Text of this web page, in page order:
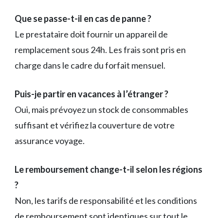
Que se passe-t-il en cas de panne ?
Le prestataire doit fournir un appareil de
remplacement sous 24h. Les frais sont pris en
charge dans le cadre du forfait mensuel.
Puis-je partir en vacances à l’étranger ?
Oui, mais prévoyez un stock de consommables
suffisant et vérifiez la couverture de votre
assurance voyage.
Le remboursement change-t-il selon les régions
?
Non, les tarifs de responsabilité et les conditions